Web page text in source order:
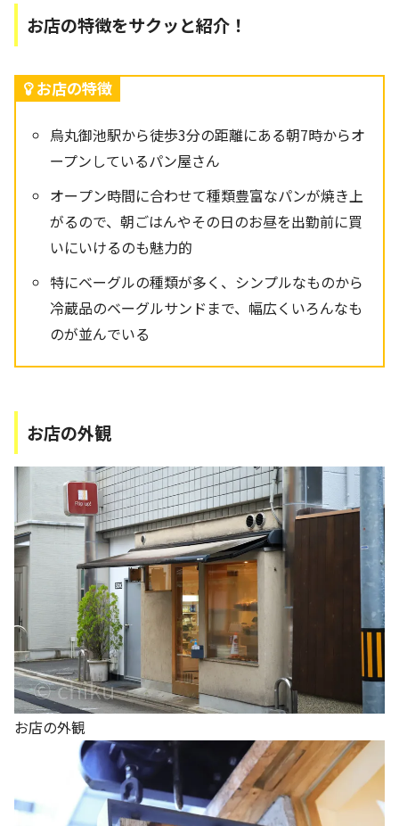
お店の特徴をサクッと紹介！
お店の特徴
烏丸御池駅から徒歩3分の距離にある朝7時からオ
ープンしているパン屋さん
オープン時間に合わせて種類豊富なパンが焼き上
がるので、朝ごはんやその日のお昼を出勤前に買
いにいけるのも魅力的
特にベーグルの種類が多く、シンプルなものから
冷蔵品のベーグルサンドまで、幅広くいろんなも
のが並んでいる
お店の外観
お店の外観